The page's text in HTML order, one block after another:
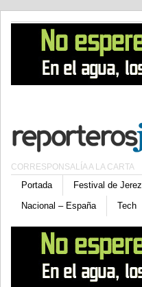
CORRESPONSALÍA A LA CARTA
Portada Festival de Jerez
Nacional – España
Tech